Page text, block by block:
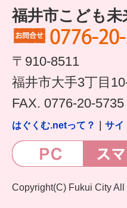
福井市こども
〒910-8511
福井市大手3丁目
FAX. 0776-20-5735
はぐくむ.netって？ サイ
Copyright(C) Fukui City All